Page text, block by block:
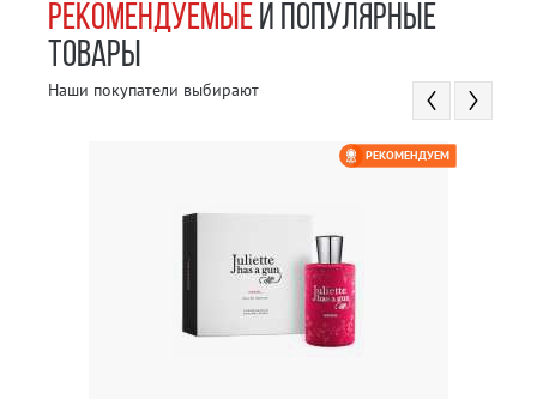
РЕКОМЕНДУЕМЫЕИ ПОПУЛЯРНЫЕ
ТОВАРЫ
Наши покупатели выбирают
РЕКОМЕНДУЕМ